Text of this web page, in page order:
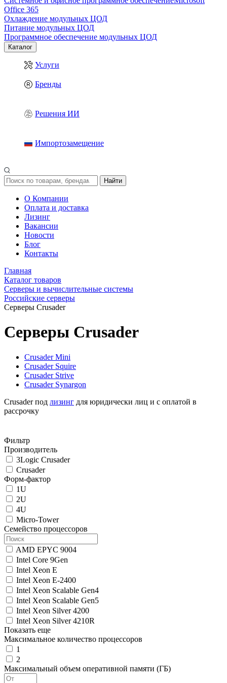
Office 365
Охлаждение модульных ЦОД
Питание модульных ЦОД
Программное обеспечение модульных ЦОД
Каталог
Услуги
Бренды
Решения ИИ
Импортозамещение
Найти
О Компании
Оплата и доставка
Лизинг
Вакансии
Новости
Блог
Контакты
Главная
Каталог товаров
Серверы и вычислительные системы
Российские серверы
Серверы Crusader
Серверы Crusader
Crusader Mini
Crusader Squire
Crusader Strive
Crusader Synargon
Crusader под лизинг для юридически лиц и с оплатой в
рассрочку
Фильтр
Производитель
3Logic Crusader
Crusader
Форм-фактор
1U
2U
4U
Micro-Tower
Семейство процессоров
AMD EPYC 9004
Intel Core 9Gen
Intel Xeon E
Intel Xeon E-2400
Intel Xeon Scalable Gen4
Intel Xeon Scalable Gen5
Intel Xeon Silver 4200
Intel Xeon Silver 4210R
Показать еще
Максимальное количество процессоров
1
2
Максимальный объем оперативной памяти (ГБ)